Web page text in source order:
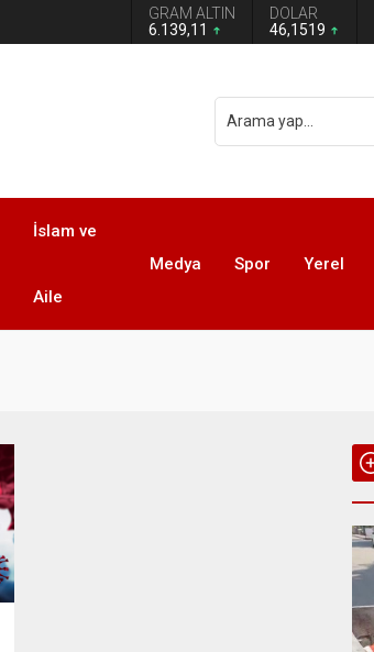
GRAM ALTIN
6.139,11
DOLAR
46,1519
İslam ve
Aile
Medya Spor Yerel